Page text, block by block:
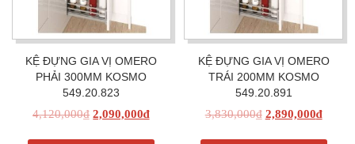
KỆ ĐỰNG GIA VỊ OMERO
PHẢI 300MM KOSMO
549.20.823
4,120,000₫ 2,090,000₫
KỆ ĐỰNG GIA VỊ OMERO
TRÁI 200MM KOSMO
549.20.891
3,830,000₫ 2,890,000₫